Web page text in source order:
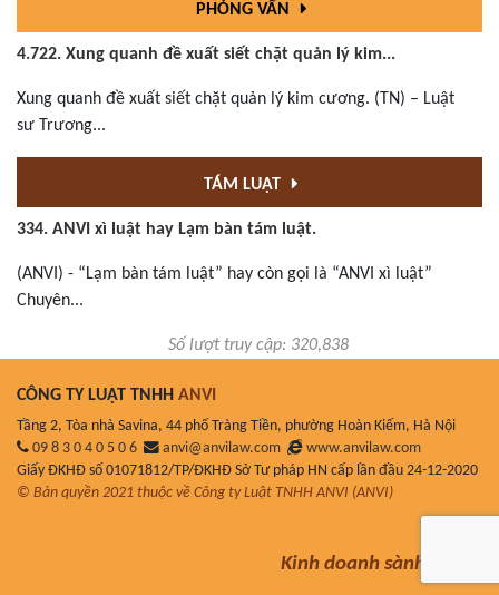
PHỎNG VẤN
4.722. Xung quanh đề xuất siết chặt quản lý kim...
Xung quanh đề xuất siết chặt quản lý kim cương. (TN) – Luật
sư Trương...
TÁM LUẬT
334. ANVI xì luật hay Lạm bàn tám luật.
(ANVI) - “Lạm bàn tám luật” hay còn gọi là “ANVI xì luật”
Chuyên...
Số lượt truy cập: 320,838
CÔNG TY LUẬT TNHH ANVI
Tầng 2, Tòa nhà Savina, 44 phố Tràng Tiền, phường Hoàn Kiếm, Hà Nội
09 8 3 0 4 0 5 0 6
anvi@anvilaw.com
www.anvilaw.com
Giấy ĐKHĐ số 01071812/TP/ĐKHĐ Sở Tư pháp HN cấp lần đầu 24-12-2020
© Bản quyền 2021 thuộc về Công ty Luật TNHH ANVI (ANVI)
Kinh doanh sành luật!